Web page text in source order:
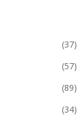
(37)
(57)
(89)
(34)